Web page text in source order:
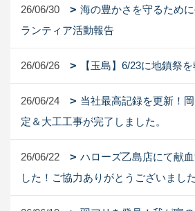
26/06/30
海の豊かさを守るため
ランティア活動報告
26/06/26 【玉島】6/23に地鎮祭
26/06/24
当社最高記録を更新！
定＆大工工事が完了しました。
26/06/22
ハローズ乙島店にて献
した！ご協力ありがとうございました